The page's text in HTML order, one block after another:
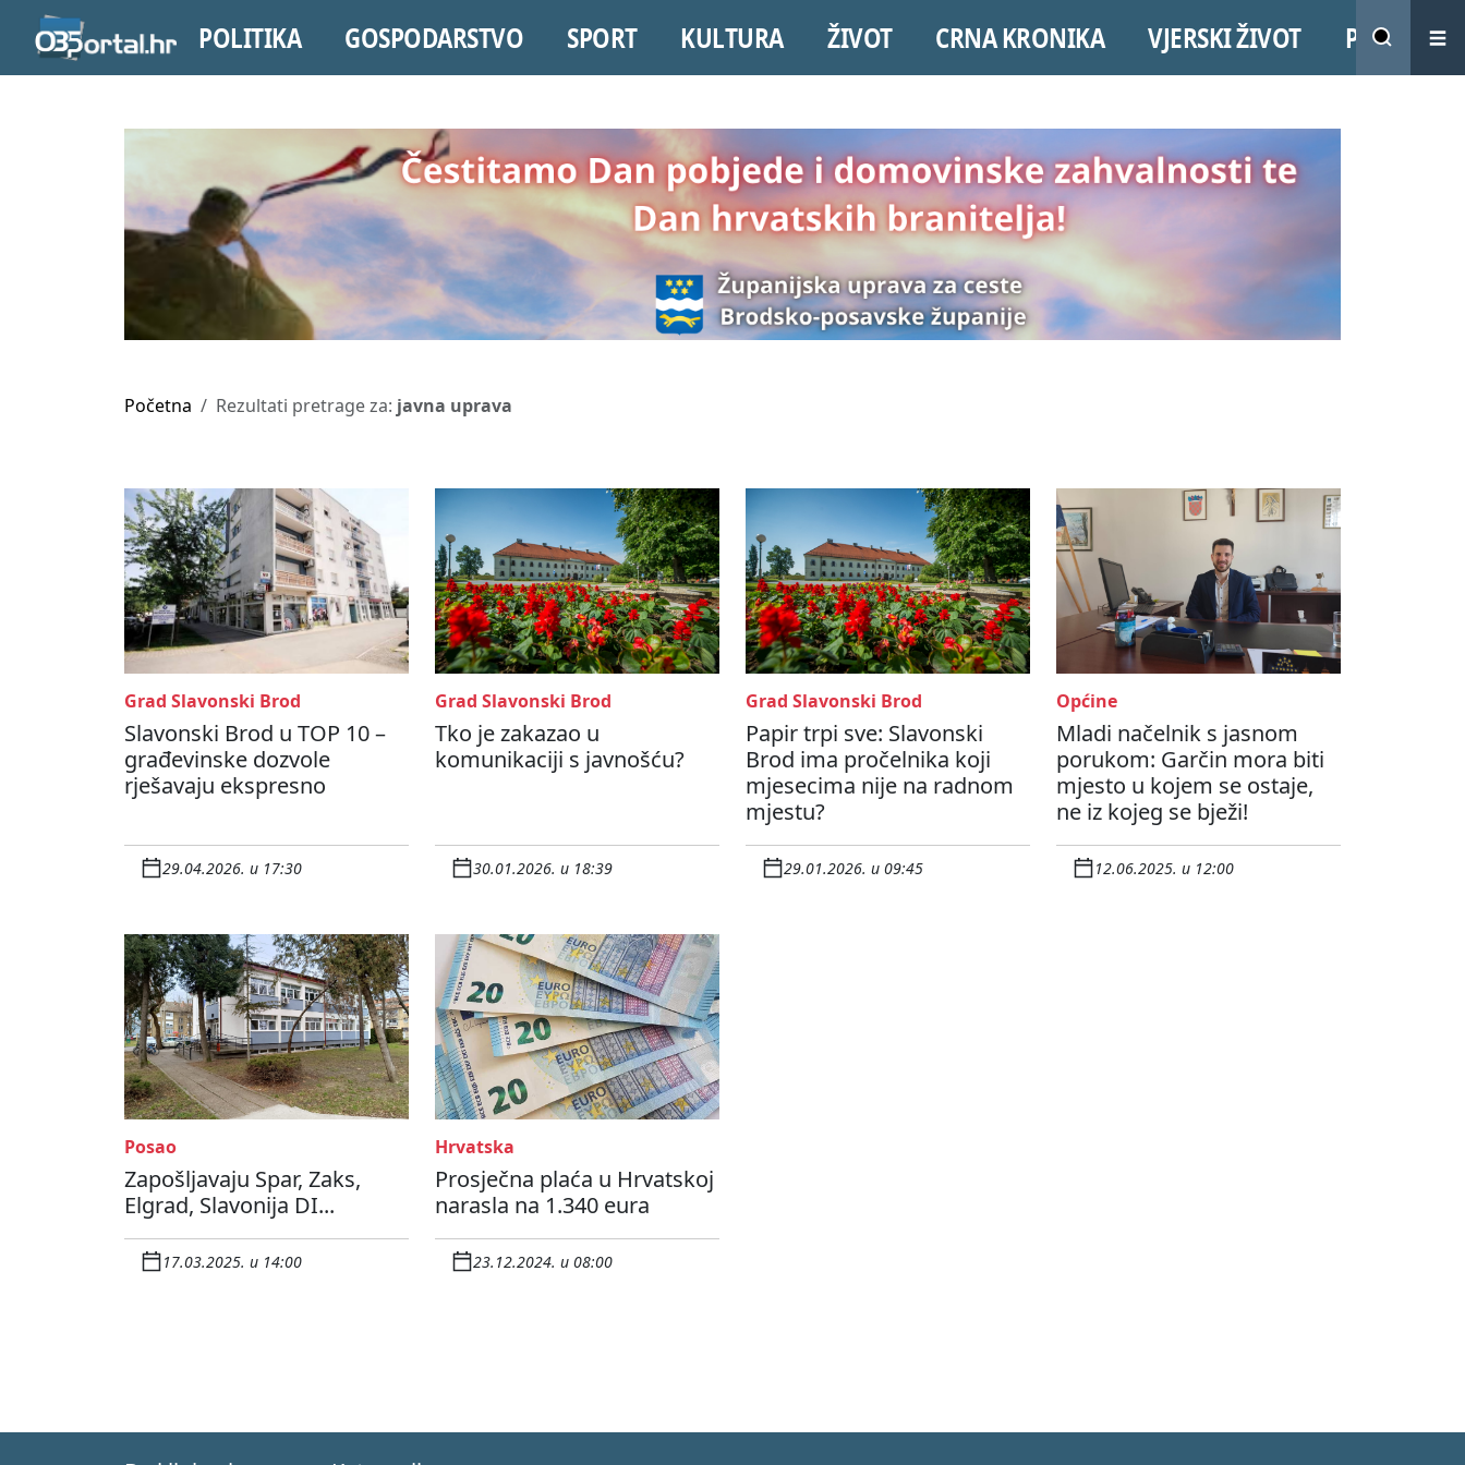
POLITIKA GOSPODARSTVO SPORT KULTURA ŽIVOT CRNA KRONIKA VJERSKI ŽIVOT PROMO
Početna Rezultati pretrage za: javna uprava
Grad Slavonski Brod
Slavonski Brod u TOP 10 –
građevinske dozvole
rješavaju ekspresno
29.04.2026. u 17:30
Grad Slavonski Brod
Tko je zakazao u
komunikaciji s javnošću?
30.01.2026. u 18:39
Grad Slavonski Brod
Papir trpi sve: Slavonski
Brod ima pročelnika koji
mjesecima nije na radnom
mjestu?
29.01.2026. u 09:45
Općine
Mladi načelnik s jasnom
porukom: Garčin mora biti
mjesto u kojem se ostaje,
ne iz kojeg se bježi!
12.06.2025. u 12:00
Posao
Zapošljavaju Spar, Zaks,
Elgrad, Slavonija DI...
17.03.2025. u 14:00
Hrvatska
Prosječna plaća u Hrvatskoj
narasla na 1.340 eura
23.12.2024. u 08:00